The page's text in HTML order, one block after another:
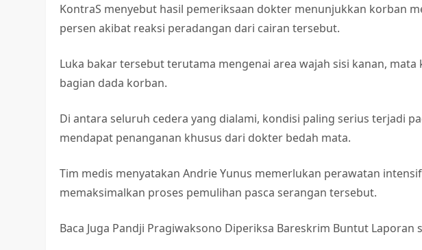
KontraS menyebut hasil pemeriksaan dokter menunjukkan korban
persen akibat reaksi peradangan dari cairan tersebut.
Luka bakar tersebut terutama mengenai area wajah sisi kanan, mata
bagian dada korban.
Di antara seluruh cedera yang dialami, kondisi paling serius terjadi
mendapat penanganan khusus dari dokter bedah mata.
Tim medis menyatakan Andrie Yunus memerlukan perawatan
memaksimalkan proses pemulihan pasca serangan tersebut.
Baca Juga Pandji Pragiwaksono Diperiksa Bareskrim Buntut Laporan